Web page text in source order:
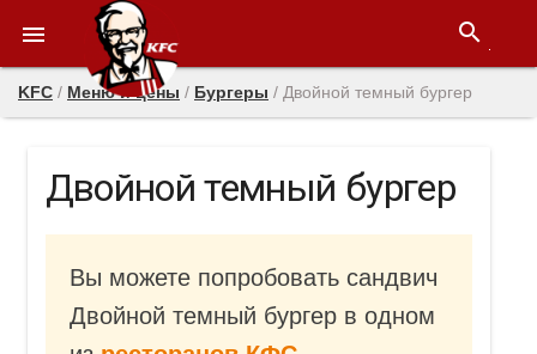
 search
KFC / Меню и цены / Бургеры / Двойной темный бургер
Двойной темный бургер
Вы можете попробовать сандвич
Двойной темный бургер в одном